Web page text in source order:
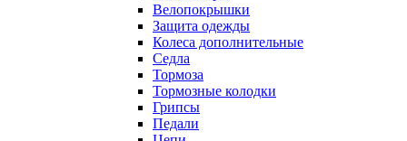
Велопокрышки
Защита одежды
Колеса дополнительные
Седла
Тормоза
Тормозные колодки
Грипсы
Педали